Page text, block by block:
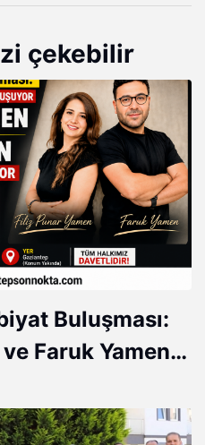
çekebilir
Buluşması:
Faruk Yamen